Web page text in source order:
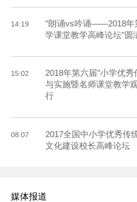
14:19
"朗诵vs吟诵——2018年
学课堂教学高峰论坛"圆
15:02
2018年第六届"小学优秀
与实施暨名师课堂教学
行
08:07
2017全国中小学优秀传
文化建设校长高峰论坛
媒体报道